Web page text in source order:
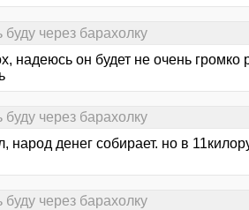
через барахолку
надеюсь он будет не очень громко
через барахолку
народ денег собирает. но в
через барахолку